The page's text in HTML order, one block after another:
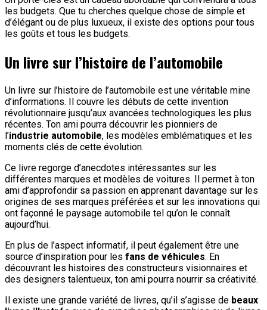
les budgets. Que tu cherches quelque chose de simple et
d’élégant ou de plus luxueux, il existe des options pour tous
les goûts et tous les budgets.
Un livre sur l’histoire de l’automobile
Un livre sur l’histoire de l’automobile est une véritable mine
d’informations. Il couvre les débuts de cette invention
révolutionnaire jusqu’aux avancées technologiques les plus
récentes. Ton ami pourra découvrir les pionniers de
l’industrie automobile, les modèles emblématiques et les
moments clés de cette évolution.
Ce livre regorge d’anecdotes intéressantes sur les
différentes marques et modèles de voitures. Il permet à ton
ami d’approfondir sa passion en apprenant davantage sur les
origines de ses marques préférées et sur les innovations qui
ont façonné le paysage automobile tel qu’on le connaît
aujourd’hui.
En plus de l’aspect informatif, il peut également être une
source d’inspiration pour les fans de véhicules. En
découvrant les histoires des constructeurs visionnaires et
des designers talentueux, ton ami pourra nourrir sa créativité.
Il existe une grande variété de livres, qu’il s’agisse de beaux